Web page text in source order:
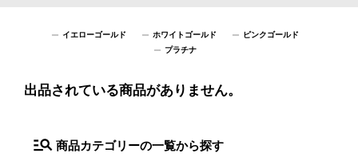
イエローゴールド ホワイトゴールド
ピンクゴールド
プラチナ
出品されている商品がありません。
商品カテゴリーの一覧から探す